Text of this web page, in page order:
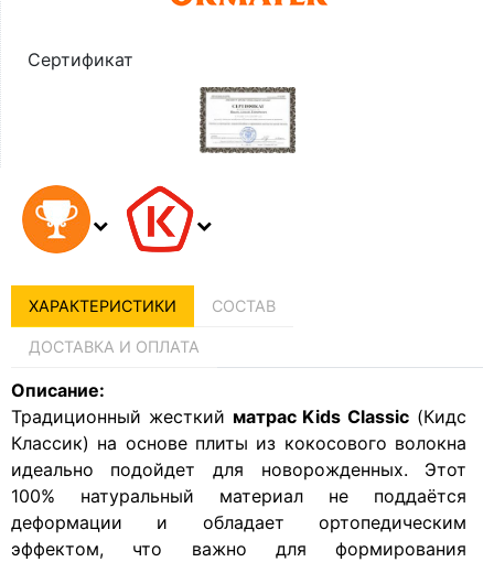
Сертификат
ХАРАКТЕРИСТИКИ СОСТАВ
ДОСТАВКА И ОПЛАТА
Описание:
Традиционный жесткий матрас Kids Classic (Кидс
Классик) на основе плиты из кокосового волокна
идеально подойдет для новорожденных. Этот
100% натуральный материал не поддаётся
деформации и обладает ортопедическим
эффектом, что важно для формирования